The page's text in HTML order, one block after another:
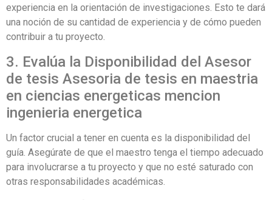
experiencia en la orientación de investigaciones. Esto te dará
una noción de su cantidad de experiencia y de cómo pueden
contribuir a tu proyecto.
3. Evalúa la Disponibilidad del Asesor
de tesis Asesoria de tesis en maestria
en ciencias energeticas mencion
ingenieria energetica
Un factor crucial a tener en cuenta es la disponibilidad del
guía. Asegúrate de que el maestro tenga el tiempo adecuado
para involucrarse a tu proyecto y que no esté saturado con
otras responsabilidades académicas.